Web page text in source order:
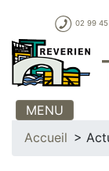
02 99
MENU
Accueil